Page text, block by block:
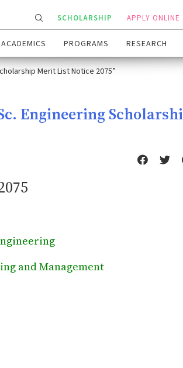
SCHOLARSHIP APPLY ONLINE
ACADEMICS PROGRAMS RESEARCH
Merit List Notice 2075”
Engineering
and Management